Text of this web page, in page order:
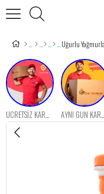
Uğurlu
ÜCRETSİZ KARGO FIRSATI AYNI GÜN KARGO